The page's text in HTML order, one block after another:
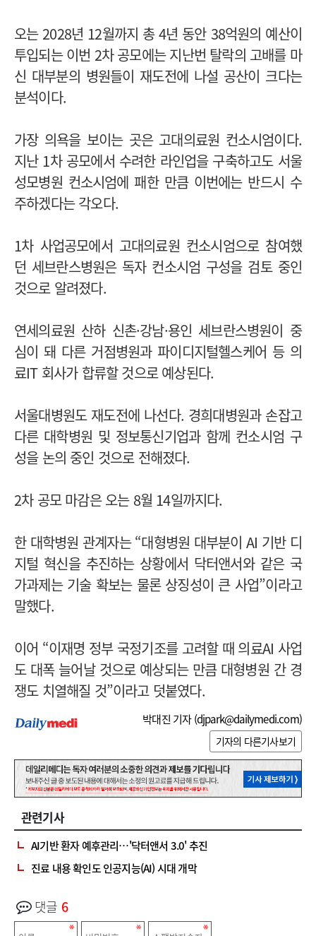
오는 2028년 12월까지 총 4년 동안 38억원의 예산이
투입되는 이번 2차 공모에는 지난번 탈락의 고배를 마
신 대부분의 병원들이 재도전에 나설 공산이 크다는
분석이다.
가장 의욕을 보이는 곳은 고대의료원 컨소시엄이다.
지난 1차 공모에서 수려한 라인업을 구축하고도 서울
성모병원 컨소시엄에 패한 만큼 이번에는 반드시 수
주하겠다는 각오다.
1차 사업공모에서 고대의료원 컨소시엄으로 참여했
던 세브란스병원은 독자 컨소시엄 구성을 검토 중인
것으로 알려졌다.
연세의료원 산하 신촌·강남·용인 세브란스병원이 중
심이 돼 다른 거점병원과 파이디지털헬스케어 등 의
료IT 회사가 합류할 것으로 예상된다.
서울대병원도 재도전에 나선다. 경희대병원과 손잡고
다른 대학병원 및 정보통신기업과 함께 컨소시엄 구
성을 논의 중인 것으로 전해졌다.
2차 공모 마감은 오는 8월 14일까지다.
한 대학병원 관계자는 “대형병원 대부분이 AI 기반 디
지털 혁신을 추진하는 상황에서 닥터앤서와 같은 국
가과제는 기술 확보는 물론 상징성이 큰 사업”이라고
말했다.
이어 “이재명 정부 국정기조를 고려할 때 의료AI 사업
도 대폭 늘어날 것으로 예상되는 만큼 대형병원 간 경
쟁도 치열해질 것”이라고 덧붙였다.
박대진 기자 (djpark@dailymedi.com)
기자의 다른기사보기
관련기사
AI기반 환자 예후관리…'닥터앤서 3.0' 추진
진료 내용 확인도 인공지능(AI) 시대 개막
댓글 6